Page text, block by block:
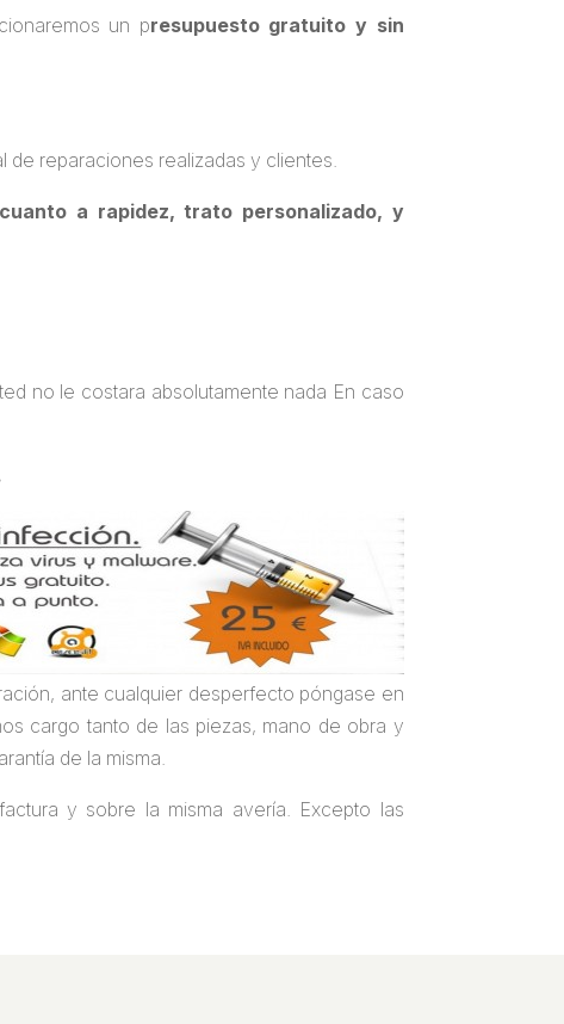
un presupuesto gratuito y sin
reparaciones realizadas y clientes.
a rapidez, trato personalizado, y
no le costara absolutamente nada En caso
ante cualquier desperfecto póngase en
cargo tanto de las piezas, mano de obra y
de la misma.
y sobre la misma avería. Excepto las